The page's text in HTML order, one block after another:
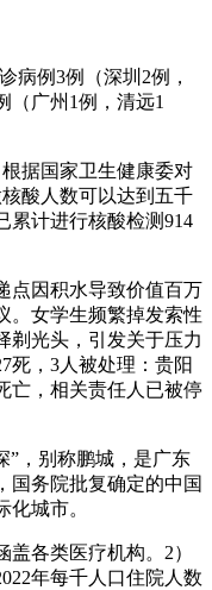
病例3例（深圳2例，
（广州1例，清远1
据国家卫生健康委对
酸人数可以达到五千
累计进行核酸检测914
点因积水导致价值百万
。女学生频繁掉发索性
剃光头，引发关于压力
死，3人被处理：贵阳
亡，相关责任人已被停
”，别称鹏城，是广东
国务院批复确定的中国
城市。
各类医疗机构。2）
年每千人口住院人数